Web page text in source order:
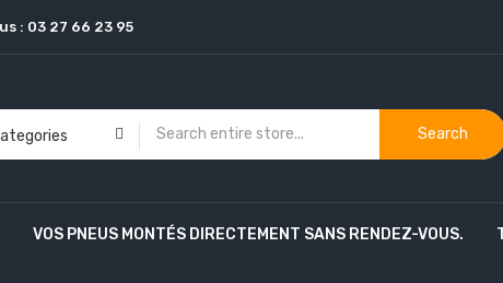
: 03 27 66 23 95
Search
VOS PNEUS MONTÉS DIRECTEMENT SANS RENDEZ-VOUS.